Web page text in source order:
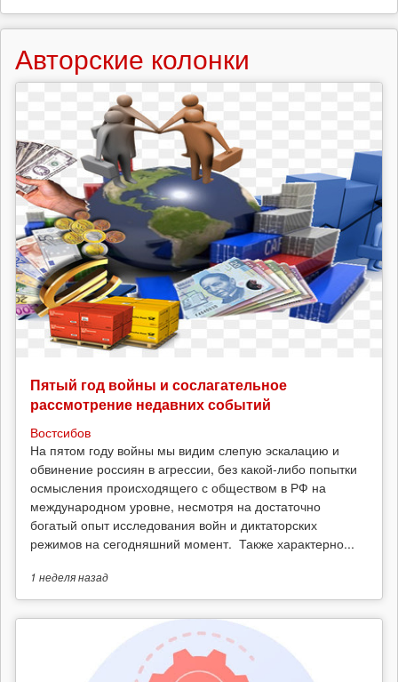
Авторские колонки
Пятый год войны и сослагательное
рассмотрение недавних событий
Востсибов
На пятом году войны мы видим слепую эскалацию и
обвинение россиян в агрессии, без какой-либо попытки
осмысления происходящего с обществом в РФ на
международном уровне, несмотря на достаточно
богатый опыт исследования войн и диктаторских
режимов на сегодняшний момент. Также характерно...
1 неделяназад